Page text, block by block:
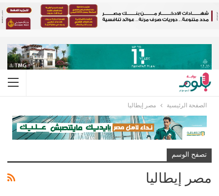
الصفحة الرئيسية مصر إيطاليا
تصفح الوسم
مصر إيطاليا